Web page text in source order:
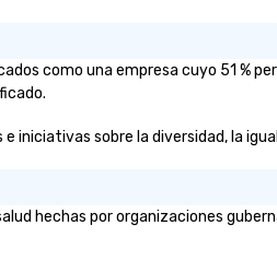
como una empresa cuyo 51 %
iniciativas sobre la diversidad, la
hechas por organizaciones